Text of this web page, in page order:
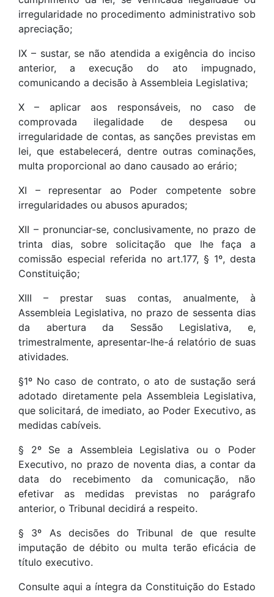
irregularidade no procedimento administrativo sob
apreciação;
IX – sustar, se não atendida a exigência do inciso
anterior, a execução do ato impugnado,
comunicando a decisão à Assembleia Legislativa;
X – aplicar aos responsáveis, no caso de
comprovada ilegalidade de despesa ou
irregularidade de contas, as sanções previstas em
lei, que estabelecerá, dentre outras cominações,
multa proporcional ao dano causado ao erário;
XI – representar ao Poder competente sobre
irregularidades ou abusos apurados;
XII – pronunciar-se, conclusivamente, no prazo de
trinta dias, sobre solicitação que lhe faça a
comissão especial referida no art.177, § 1º, desta
Constituição;
XIII – prestar suas contas, anualmente, à
Assembleia Legislativa, no prazo de sessenta dias
da abertura da Sessão Legislativa, e,
trimestralmente, apresentar-lhe-á relatório de suas
atividades.
§1º No caso de contrato, o ato de sustação será
adotado diretamente pela Assembleia Legislativa,
que solicitará, de imediato, ao Poder Executivo, as
medidas cabíveis.
§ 2º Se a Assembleia Legislativa ou o Poder
Executivo, no prazo de noventa dias, a contar da
data do recebimento da comunicação, não
efetivar as medidas previstas no parágrafo
anterior, o Tribunal decidirá a respeito.
§ 3º As decisões do Tribunal de que resulte
imputação de débito ou multa terão eficácia de
título executivo.
Consulte aqui a íntegra da Constituição do Estado